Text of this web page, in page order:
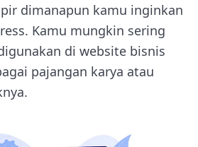
dimanapun kamu inginkan
Kamu mungkin sering
di website bisnis
pajangan karya atau